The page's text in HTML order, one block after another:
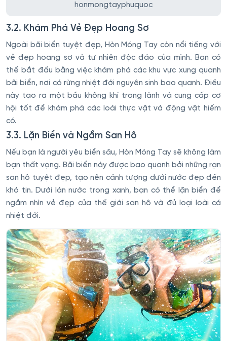
honmongtayphuquoc
3.2. Khám Phá Vẻ Đẹp Hoang Sơ
Ngoài bãi biển tuyệt đẹp, Hòn Móng Tay còn nổi tiếng với
vẻ đẹp hoang sơ và tự nhiên độc đáo của mình. Bạn có
thể bắt đầu bằng việc khám phá các khu vực xung quanh
bãi biển, nơi có rừng nhiệt đới nguyên sinh bao quanh. Điều
này tạo ra một bầu không khí trong lành và cung cấp cơ
hội tốt để khám phá các loài thực vật và động vật hiếm
có.
3.3. Lặn Biển và Ngắm San Hô
Nếu bạn là người yêu biển sâu, Hòn Móng Tay sẽ không làm
bạn thất vọng. Bãi biển này được bao quanh bởi những rạn
san hô tuyệt đẹp, tạo nên cảnh tượng dưới nước đẹp đến
khó tin. Dưới làn nước trong xanh, bạn có thể lặn biển để
ngắm nhìn vẻ đẹp của thế giới san hô và đủ loại loài cá
nhiệt đới.